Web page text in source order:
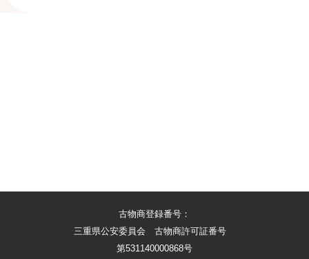
古物商登録番号：
三重県公安委員会 古物商許可証番号
第531140000868号